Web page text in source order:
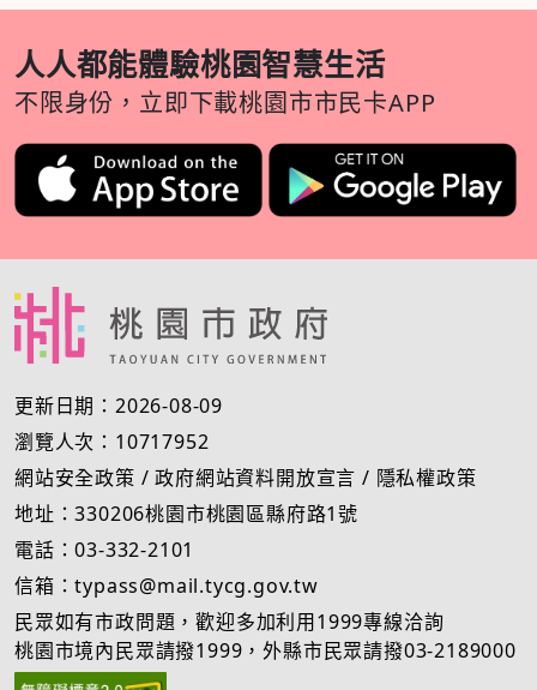
人人都能體驗桃園智慧生活
不限身份，立即下載桃園市市民卡APP
更新日期：2026-08-09
瀏覽人次：10717952
網站安全政策 /政府網站資料開放宣言 / 隱私權政策
地址：330206桃園市桃園區縣府路1號
電話：03-332-2101
信箱：typass@mail.tycg.gov.tw
民眾如有市政問題，歡迎多加利用1999專線洽詢
桃園市境內民眾請撥1999，外縣市民眾請撥03-2189000